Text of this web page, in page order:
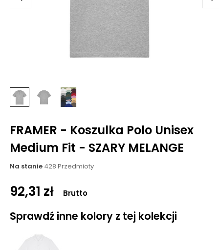
FRAMER - Koszulka Polo Unisex
Medium Fit - SZARY MELANGE
Na stanie 428 Przedmioty
92,31 zł Brutto
Sprawdź inne kolory z tej kolekcji